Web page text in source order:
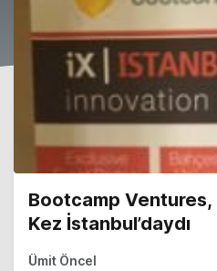
Bootcamp Ventures,
Kez İstanbul’daydı
Ümit Öncel